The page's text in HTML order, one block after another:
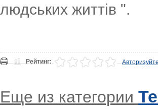
людських життів ".
Рейтинг:
Еще из категории